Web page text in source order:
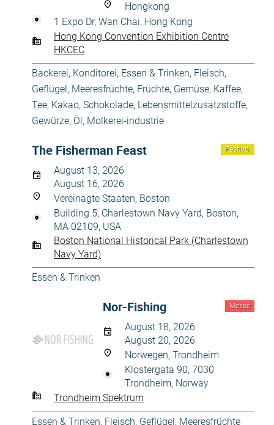
Hongkong
1 Expo Dr, Wan Chai, Hong Kong
Hong Kong Convention Exhibition Centre
HKCEC
Bäckerei, Konditorei, Essen & Trinken, Fleisch,
Geflügel, Meeresfrüchte, Früchte, Gemüse, Kaffee,
Tee, Kakao, Schokolade, Lebensmittelzusatzstoffe,
Gewürze, Öl, Molkerei-industrie
Festival
The Fisherman Feast
August 13, 2026
August 16, 2026
Vereinagte Staaten, Boston
Building 5, Charlestown Navy Yard, Boston,
MA 02109, USA
Boston National Historical Park (Charlestown
Navy Yard)
Essen & Trinken
Messe
Nor-Fishing
August 18, 2026
August 20, 2026
Norwegen, Trondheim
Klostergata 90, 7030
Trondheim, Norway
Trondheim Spektrum
Essen & Trinken, Fleisch, Geflügel, Meeresfrüchte